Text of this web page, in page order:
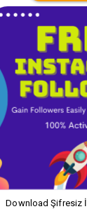
Download Şifresiz